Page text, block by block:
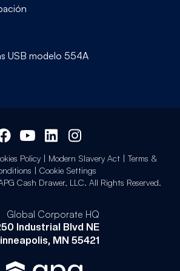
USB modelo 554A
Policy| Modern Slavery Act| Terms &
| Cookie Settings
Cash Drawer, LLC. All Rights Reserved.
Global Corporate HQ
Industrial Blvd NE
MN 55421